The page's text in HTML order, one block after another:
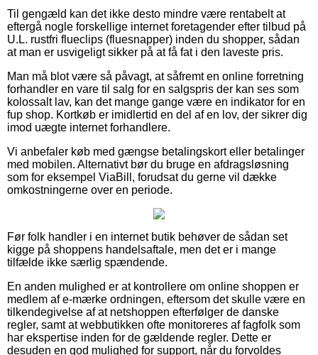
Til gengæld kan det ikke desto mindre være rentabelt at
eftergå nogle forskellige internet foretagender efter tilbud på
U.L. rustfri flueclips (fluesnapper) inden du shopper, sådan
at man er usvigeligt sikker på at få fat i den laveste pris.
Man må blot være så påvagt, at såfremt en online forretning
forhandler en vare til salg for en salgspris der kan ses som
kolossalt lav, kan det mange gange være en indikator for en
fup shop. Kortkøb er imidlertid en del af en lov, der sikrer dig
imod uægte internet forhandlere.
Vi anbefaler køb med gængse betalingskort eller betalinger
med mobilen. Alternativt bør du bruge en afdragsløsning
som for eksempel ViaBill, forudsat du gerne vil dække
omkostningerne over en periode.
Før folk handler i en internet butik behøver de sådan set
kigge på shoppens handelsaftale, men det er i mange
tilfælde ikke særlig spændende.
En anden mulighed er at kontrollere om online shoppen er
medlem af e-mærke ordningen, eftersom det skulle være en
tilkendegivelse af at netshoppen efterfølger de danske
regler, samt at webbutikken ofte monitoreres af fagfolk som
har ekspertise inden for de gældende regler. Dette er
desuden en god mulighed for support, når du forvoldes